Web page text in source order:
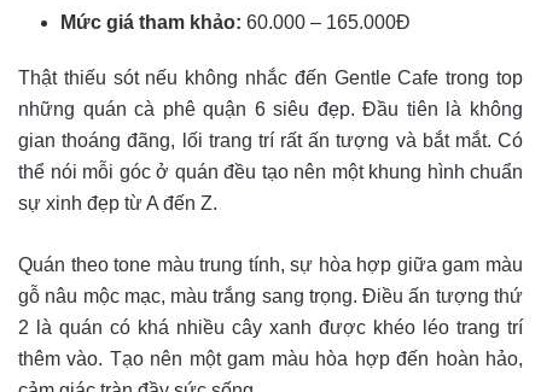
Mức giá tham khảo: 60.000 – 165.000Đ
Thật thiếu sót nếu không nhắc đến Gentle Cafe trong top
những quán cà phê quận 6 siêu đẹp. Đầu tiên là không
gian thoáng đãng, lối trang trí rất ấn tượng và bắt mắt. Có
thể nói mỗi góc ở quán đều tạo nên một khung hình chuẩn
sự xinh đẹp từ A đến Z.
Quán theo tone màu trung tính, sự hòa hợp giữa gam màu
gỗ nâu mộc mạc, màu trắng sang trọng. Điều ấn tượng thứ
2 là quán có khá nhiều cây xanh được khéo léo trang trí
thêm vào. Tạo nên một gam màu hòa hợp đến hoàn hảo,